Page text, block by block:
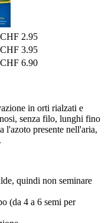
CHF 2.95
CHF 3.95
CHF 6.90
in orti rialzati e
senza filo, lunghi fino
l'azoto presente nell'aria,
quindi non seminare
(da 4 a 6 semi per